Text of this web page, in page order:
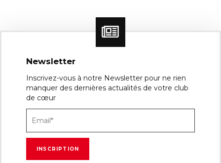
Newsletter
Inscrivez-vous à notre Newsletter pour ne rien
manquer des dernières actualités de votre club
de cœur